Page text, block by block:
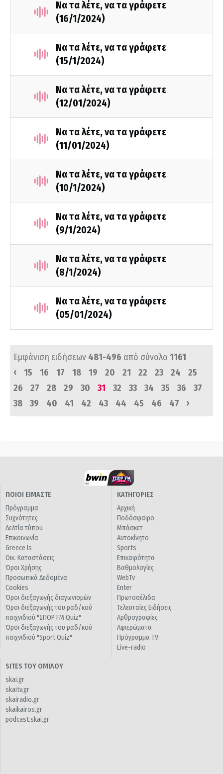
Να τα λέτε, να τα γράφετε
(16/1/2024)
Να τα λέτε, να τα γράφετε
(15/1/2024)
Να τα λέτε, να τα γράφετε
(12/01/2024)
Να τα λέτε, να τα γράφετε
(11/01/2024)
Να τα λέτε, να τα γράφετε
(10/1/2024)
Να τα λέτε, να τα γράφετε
(9/1/2024)
Να τα λέτε, να τα γράφετε
(8/1/2024)
Να τα λέτε, να τα γράφετε
(05/01/2024)
Εμφάνιση ειδήσεων 481-496 από σύνολο 1161
‹
15 16 17 18 19 20 21 22 23 24
25
26
27 28 29 30 31 32 33 34 35 36
37
38
39 40 41 42 43 44 45 46 47 ›
ΠΟΙΟΙ ΕΙΜΑΣΤΕ
Πρόγραμμα
Συχνότητες
Δελτία τύπου
Επικοινωνία
Greece Is
Οικ. Καταστάσεις
Όροι Χρήσης
Προσωπικά Δεδομένα
Cookies
Όροι διεξαγωγής διαγωνισμών
Όροι διεξαγωγής του ραδ/κού
παιχνιδιού "ΣΠΟΡ FM Quiz"
Όροι διεξαγωγής του ραδ/κού
παιχνιδιού "Sport Quiz"
ΚΑΤΗΓΟΡΙΕΣ
Αρχική
Ποδόσφαιρο
Μπάσκετ
Αυτοκίνητο
Sports
Επικαιρότητα
Βαθμολογίες
WebTv
Enter
Πρωτοσέλιδα
Τελευταίες Ειδήσεις
Αρθρογραφίες
Αφιερώματα
Πρόγραμμα TV
Live-radio
SITES ΤΟΥ ΟΜΙΛΟΥ
skai.gr
skaitv.gr
skairadio.gr
skaikairos.gr
podcast.skai.gr